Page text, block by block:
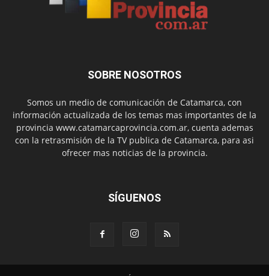
SOBRE NOSOTROS
Somos un medio de comunicación de Catamarca, con
información actualizada de los temas mas importantes de la
provincia www.catamarcaprovincia.com.ar, cuenta ademas
con la retrasmisión de la TV publica de Catamarca, para asi
ofrecer mas noticias de la provincia.
SÍGUENOS